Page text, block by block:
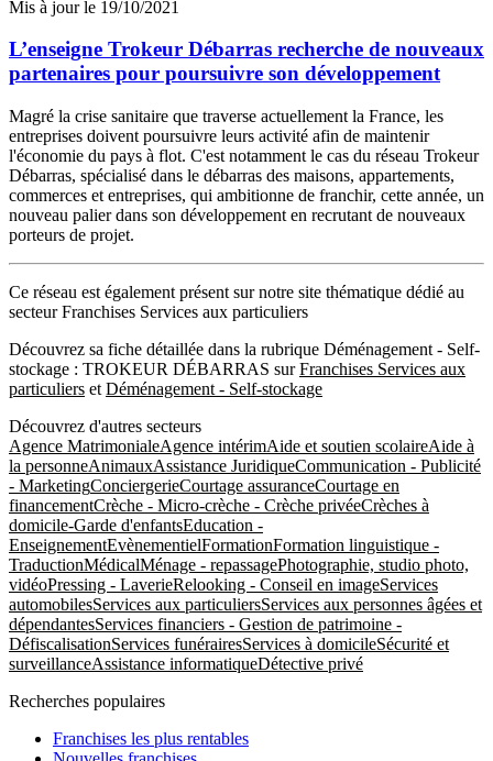
Mis à jour le 19/10/2021
L’enseigne Trokeur Débarras recherche de nouveaux
partenaires pour poursuivre son développement
Magré la crise sanitaire que traverse actuellement la France, les
entreprises doivent poursuivre leurs activité afin de maintenir
l'économie du pays à flot. C'est notamment le cas du réseau Trokeur
Débarras, spécialisé dans le débarras des maisons, appartements,
commerces et entreprises, qui ambitionne de franchir, cette année, un
nouveau palier dans son développement en recrutant de nouveaux
porteurs de projet.
Ce réseau est également présent sur notre site thématique dédié au
secteur Franchises Services aux particuliers
Découvrez sa fiche détaillée dans la rubrique Déménagement - Self-
stockage : TROKEUR DÉBARRAS surFranchises Services aux
particuliers et Déménagement - Self-stockage
Découvrez d'autres secteurs
Agence MatrimonialeAgence intérimAide et soutien scolaireAide à
la personneAnimauxAssistance JuridiqueCommunication - Publicité
- MarketingConciergerieCourtage assuranceCourtage en
financementCrèche - Micro-crèche - Crèche privéeCrèches à
domicile-Garde d'enfantsEducation -
EnseignementEvènementielFormationFormation linguistique -
TraductionMédicalMénage - repassagePhotographie, studio photo,
vidéoPressing - LaverieRelooking - Conseil en imageServices
automobilesServices aux particuliersServices aux personnes âgées et
dépendantesServices financiers - Gestion de patrimoine -
DéfiscalisationServices funérairesServices à domicileSécurité et
surveillanceAssistance informatiqueDétective privé
Recherches populaires
Franchises les plus rentables